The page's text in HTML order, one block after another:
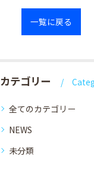
一覧に戻る
カテゴリー
全てのカテゴリー
NEWS
未分類